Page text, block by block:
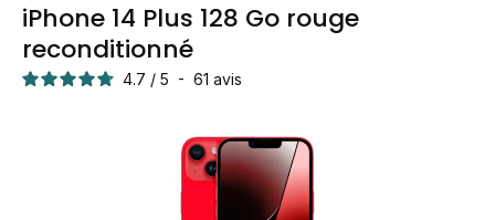
iPhone 14 Plus 128 Go rouge
reconditionné
4.7 / 5 - 61 avis